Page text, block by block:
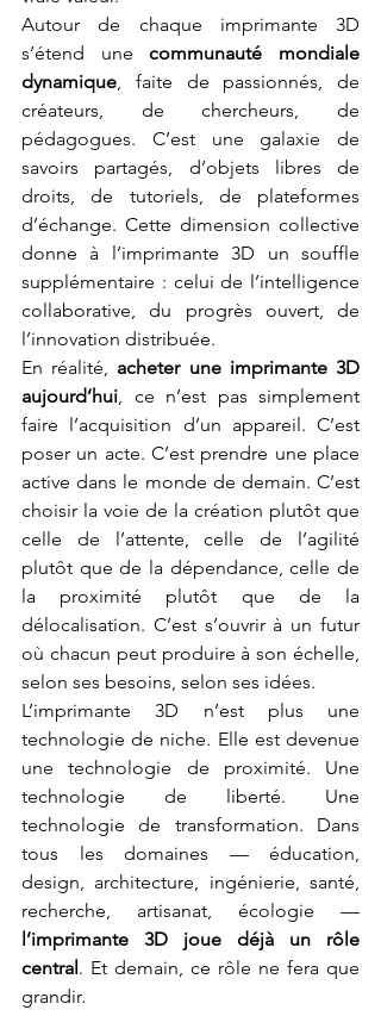
Autour de chaque imprimante 3D
s’étend une communauté mondiale
dynamique, faite de passionnés, de
créateurs, de chercheurs, de
pédagogues. C’est une galaxie de
savoirs partagés, d’objets libres de
droits, de tutoriels, de plateformes
d’échange. Cette dimension collective
donne à l’imprimante 3D un souffle
supplémentaire : celui de l’intelligence
collaborative, du progrès ouvert, de
l’innovation distribuée.
En réalité, acheter une imprimante 3D
aujourd’hui, ce n’est pas simplement
faire l’acquisition d’un appareil. C’est
poser un acte. C’est prendre une place
active dans le monde de demain. C’est
choisir la voie de la création plutôt que
celle de l’attente, celle de l’agilité
plutôt que de la dépendance, celle de
la proximité plutôt que de la
délocalisation. C’est s’ouvrir à un futur
où chacun peut produire à son échelle,
selon ses besoins, selon ses idées.
L’imprimante 3D n’est plus une
technologie de niche. Elle est devenue
une technologie de proximité. Une
technologie de liberté. Une
technologie de transformation. Dans
tous les domaines — éducation,
design, architecture, ingénierie, santé,
l’imprimante 3D joue déjà un rôle
central . Et demain, ce rôle ne fera que
grandir.